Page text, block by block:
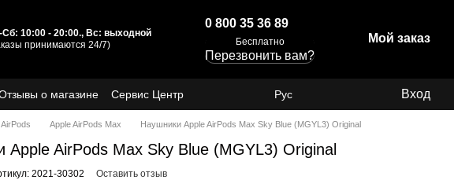
Сб: 10:00 - 20:00., Вс: выходной
принимаются 24/7)
0 800 35 36 89
Бесплатно
Перезвонить вам?
Мой заказ
о магазине
Сервис Центр
Рус Вход
AirPods Apple AirPods Max Наушники Apple AirPods Max Sky Blue (MGYL3) Original
Apple AirPods Max Sky Blue (MGYL3) Original
2021-30302 Оставить отзыв